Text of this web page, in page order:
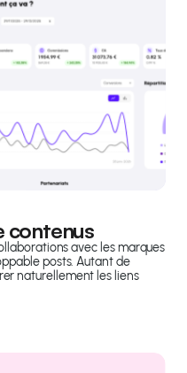
contenus
avec les marques
posts. Autant de
naturellement les liens